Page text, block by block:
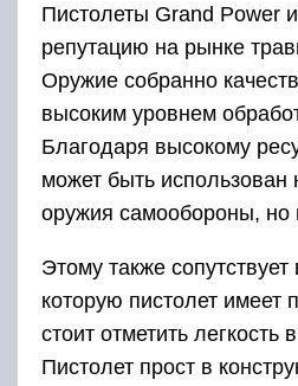
Пистолеты Grand Power
репутацию на рынке
Оружие собранно
высоким уровнем
Благодаря высокому
может быть использован
оружия самообороны, но
Этому также сопутствует
которую пистолет имеет
стоит отметить легкость
Пистолет прост в